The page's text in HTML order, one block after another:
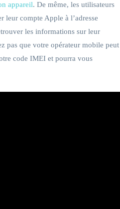
appareil. De même, les utilisateurs
leur compte Apple à l’adresse
les informations sur leur
pas que votre opérateur mobile peut
code IMEI et pourra vous